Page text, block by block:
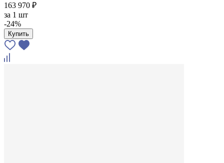
163 970 ₽
за 1 шт
-24%
Купить